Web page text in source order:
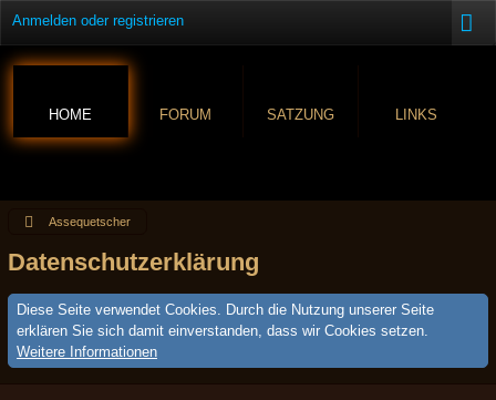
Anmelden oder registrieren
HOME FORUM SATZUNG LINKS
Assequetscher
Datenschutzerklärung
Diese Seite verwendet Cookies. Durch die Nutzung unserer Seite
erklären Sie sich damit einverstanden, dass wir Cookies setzen.
Weitere Informationen